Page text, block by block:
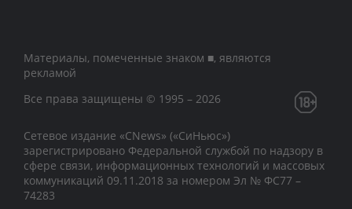
Материалы, помеченные знаком ■, являются
рекламой
Все права защищены © 1995 – 2026
Сетевое издание «CNews» («СиНьюс»)
зарегистрировано Федеральной службой по надзору в
сфере связи, информационных технологий и массовых
коммуникаций 09.11.2018 за номером Эл № ФС77 –
74283